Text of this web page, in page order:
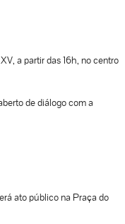
a partir das 16h, no centro
de diálogo com a
ato público na Praça do